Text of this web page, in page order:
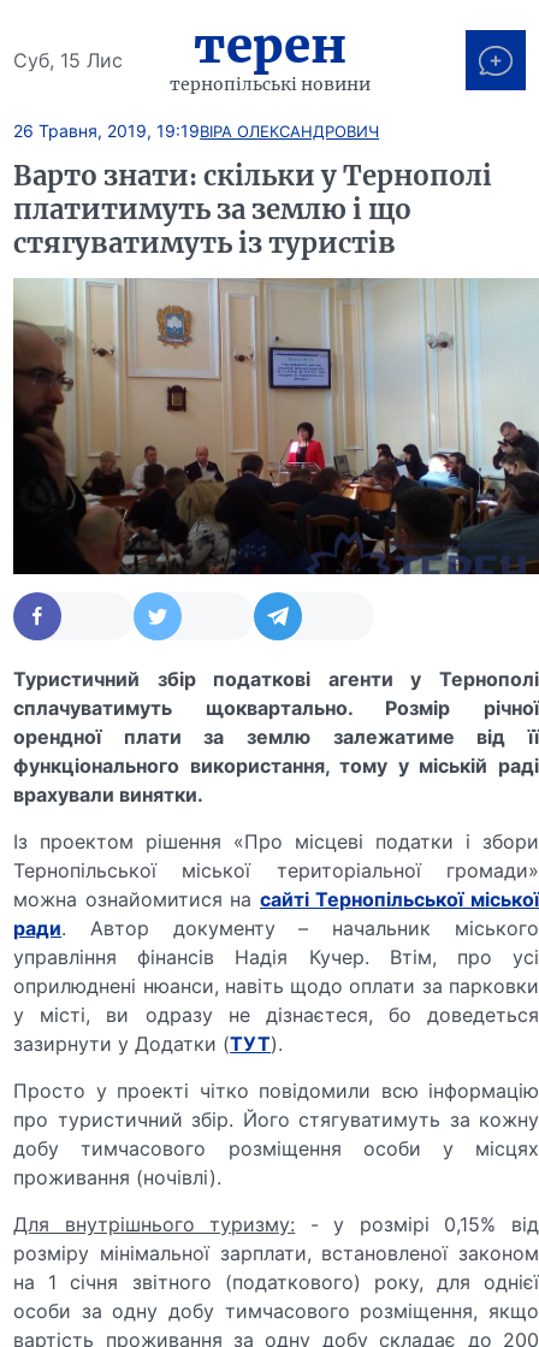
Суб, 15 Лис терен
тернопільські новини
26 Травня, 2019, 19:19ВІРА ОЛЕКСАНДРОВИЧ
Варто знати: скільки у Тернополі
платитимуть за землю і що
стягуватимуть із туристів
Туристичний збір податкові агенти у Тернополі
сплачуватимуть щоквартально. Розмір річної
орендної плати за землю залежатиме від її
функціонального використання, тому у міській раді
врахували винятки.
Із проектом рішення «Про місцеві податки і збори
Тернопільської міської територіальної громади»
можна ознайомитися на сайті Тернопільської міської
ради. Автор документу – начальник міського
управління фінансів Надія Кучер. Втім, про усі
оприлюднені нюанси, навіть щодо оплати за парковки
у місті, ви одразу не дізнаєтеся, бо доведеться
зазирнути у Додатки (ТУТ).
Просто у проекті чітко повідомили всю інформацію
про туристичний збір. Його стягуватимуть за кожну
добу тимчасового розміщення особи у місцях
проживання (ночівлі).
Для внутрішнього туризму: - у розмірі 0,15% від
розміру мінімальної зарплати, встановленої законом
на 1 січня звітного (податкового) року, для однієї
особи за одну добу тимчасового розміщення, якщо
вартість проживання за одну добу складає до 200